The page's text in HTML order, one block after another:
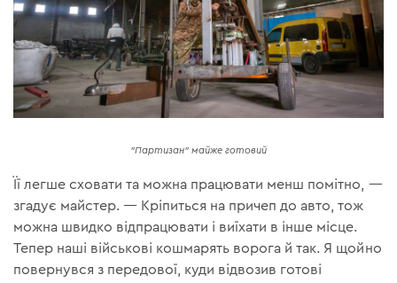
"Партизан" майже готовий
Її легше сховати та можна працювати менш помітно, —
згадує майстер. — Кріпиться на причеп до авто, тож
можна швидко відпрацювати і виїхати в інше місце.
Тепер наші військові кошмарять ворога й так. Я щойно
повернувся з передової, куди відвозив готові